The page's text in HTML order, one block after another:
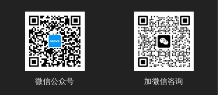
微信公众号 加微信咨询